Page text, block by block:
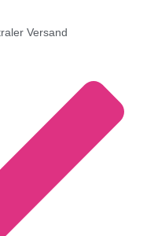
Versand